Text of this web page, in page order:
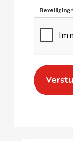
Beveiliging*